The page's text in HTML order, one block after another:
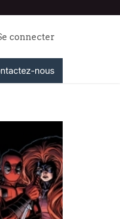
connecter
de Bord
nous